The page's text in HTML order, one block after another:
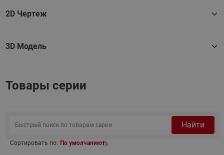
2D Чертеж
3D Модель
Товары серии
Найти
Сортировать по: По умолчанию